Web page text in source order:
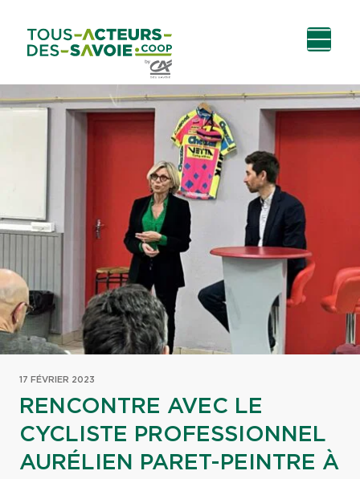
contenu
principal
17 FÉVRIER 2023
RENCONTRE AVEC LE
CYCLISTE PROFESSIONNEL
AURÉLIEN PARET-PEINTRE À